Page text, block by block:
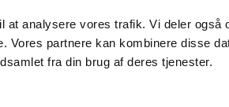
analysere vores trafik. Vi deler også
Vores partnere kan kombinere disse
fra din brug af deres tjenester.